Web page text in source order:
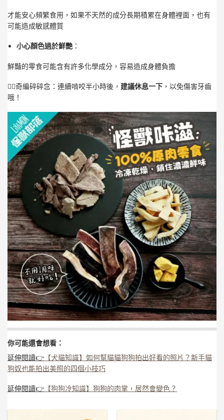
才能安心頻繁食用，如果不天然的成分長期積累在身體裡面，也有
可能造成敏感體質
小心顏色過於鮮艷 ：
鮮豔的零食可能含有許多化學成分，容易造成身體負擔
🙋‍♀️奇編碎碎念：連續啃咬半小時後， 建議休息一下 ，以免傷害牙齒
哦！
你可能還會想看：
延伸閱讀👉 【犬貓知識】如何幫貓貓狗狗拍出好看的照片？新手貓
狗奴也能拍出美照的四個小技巧
延伸閱讀👉 【狗狗冷知識】狗狗的肉掌，居然會變色？